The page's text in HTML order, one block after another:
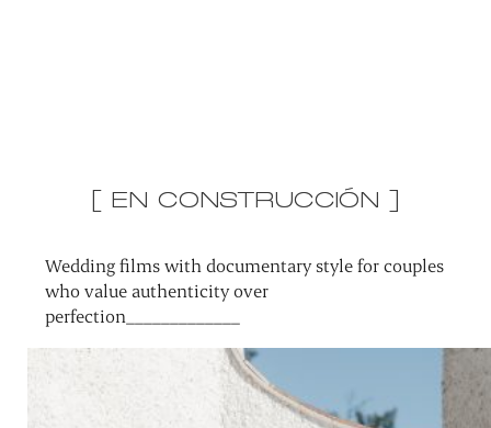
[ EN CONSTRUCCIÓN ]
Wedding films with documentary style for couples
who value authenticity over
perfection_____________